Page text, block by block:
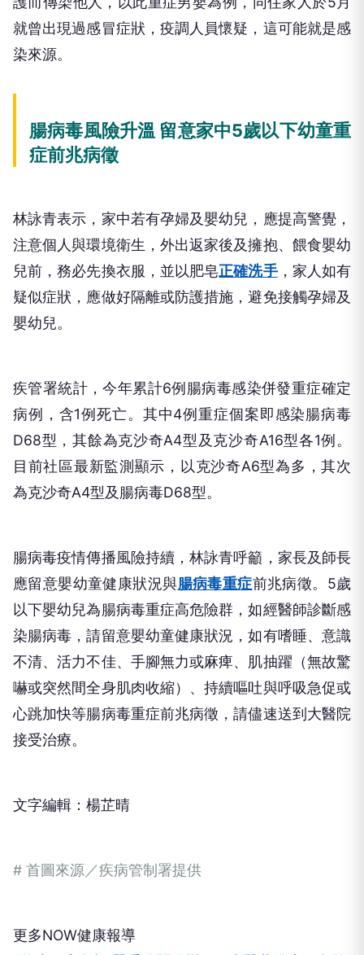
就曾出現過感冒症狀，疫調人員懷疑，這可能就是感
染來源。
腸病毒風險升溫 留意家中5歲以下幼童重
症前兆病徵
林詠青表示，家中若有孕婦及嬰幼兒，應提高警覺，
注意個人與環境衛生，外出返家後及擁抱、餵食嬰幼
兒前，務必先換衣服，並以肥皂正確洗手，家人如有
疑似症狀，應做好隔離或防護措施，避免接觸孕婦及
嬰幼兒。
疾管署統計，今年累計6例腸病毒感染併發重症確定
病例，含1例死亡。其中4例重症個案即感染腸病毒
D68型，其餘為克沙奇A4型及克沙奇A16型各1例。
目前社區最新監測顯示，以克沙奇A6型為多，其次
為克沙奇A4型及腸病毒D68型。
腸病毒疫情傳播風險持續，林詠青呼籲，家長及師長
應留意嬰幼童健康狀況與腸病毒重症前兆病徵。5歲
以下嬰幼兒為腸病毒重症高危險群，如經醫師診斷感
染腸病毒，請留意嬰幼童健康狀況，如有嗜睡、意識
不清、活力不佳、手腳無力或麻痺、肌抽躍（無故驚
嚇或突然間全身肌肉收縮）、持續嘔吐與呼吸急促或
心跳加快等腸病毒重症前兆病徵，請儘速送到大醫院
接受治療。
文字編輯：楊芷晴
# 首圖來源／疾病管制署提供
更多NOW健康報導